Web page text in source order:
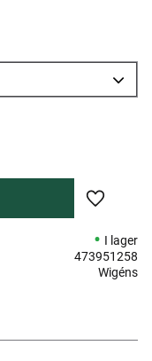
Lägg till
I lager
473951258
Wigéns